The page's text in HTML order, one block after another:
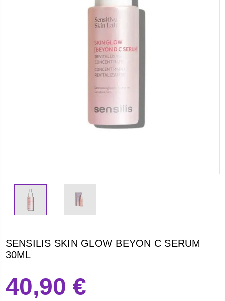
SENSILIS SKIN GLOW BEYON C SERUM
30ML
40,90 €